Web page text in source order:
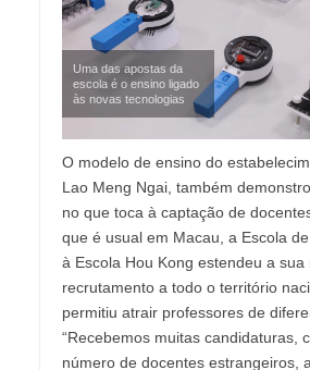
Uma das apostas da
escola é o ensino ligado
às novas tecnologias
O modelo de ensino do
Lao Meng Ngai, também
no que toca à captação de
que é usual em Macau, a Escola
à Escola Hou Kong estendeu a sua
recrutamento a todo o território
permitiu atrair professores de
“Recebemos muitas candidaturas,
número de docentes estrangeiros,